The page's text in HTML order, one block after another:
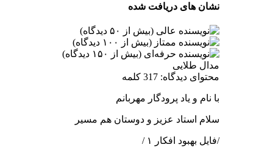
نشان های دریافت شده
مدال طلایی
محتوای دیدگاه: 317 کلمه
با نام و یاد پرودگار مهربانم
سلام استاد عزیز و دوستان هم مسیر
/فایل بهبود افکار ۱ /